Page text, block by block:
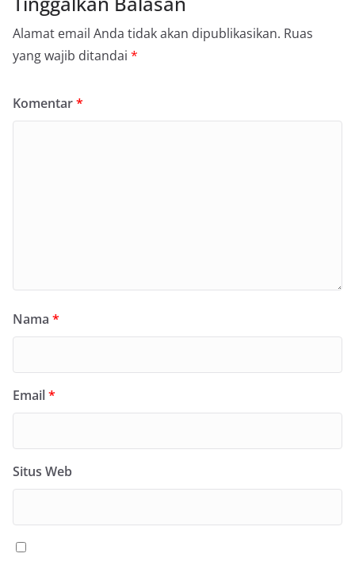
Alamat email Anda tidak akan dipublikasikan. Ruas
yang wajib ditandai *
Komentar*
Nama *
Email*
Situs Web